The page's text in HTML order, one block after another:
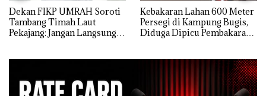
Dekan FIKP UMRAH Soroti
Tambang Timah Laut
Pekajang: Jangan Langsung
Kebakaran Lahan 600 Meter
Persegi di Kampung Bugis,
Diduga Dipicu Pembakaran